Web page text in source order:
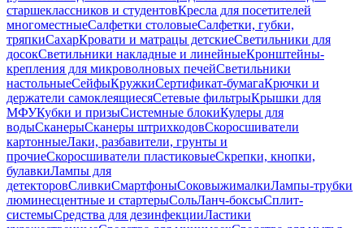
старшеклассников и студентовКресла для посетителей
многоместныеСалфетки столовыеСалфетки, губки,
тряпкиСахарКровати и матрацы детскиеСветильники для
досокСветильники накладные и линейныеКронштейны-
крепления для микроволновых печейСветильники
настольныеСейфыКружкиСертификат-бумагаКрючки и
держатели самоклеящиесяСетевые фильтрыКрышки для
МФУКубки и призыСистемные блокиКулеры для
водыСканерыСканеры штрихкодовСкоросшиватели
картонныеЛаки, разбавители, грунты и
прочиеСкоросшиватели пластиковыеСкрепки, кнопки,
булавкиЛампы для
детекторовСливкиСмартфоныСоковыжималкиЛампы-трубки
люминесцентные и стартерыСольЛанч-боксыСплит-
системыСредства для дезинфекцииЛастики